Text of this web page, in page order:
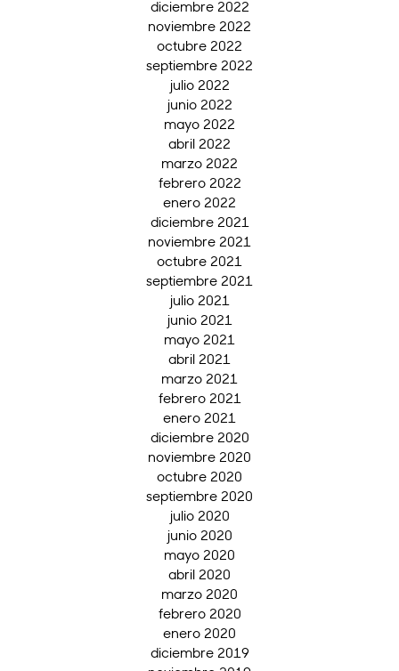
diciembre 2022
noviembre 2022
octubre 2022
septiembre 2022
julio 2022
junio 2022
mayo 2022
abril 2022
marzo 2022
febrero 2022
enero 2022
diciembre 2021
noviembre 2021
octubre 2021
septiembre 2021
julio 2021
junio 2021
mayo 2021
abril 2021
marzo 2021
febrero 2021
enero 2021
diciembre 2020
noviembre 2020
octubre 2020
septiembre 2020
julio 2020
junio 2020
mayo 2020
abril 2020
marzo 2020
febrero 2020
enero 2020
diciembre 2019